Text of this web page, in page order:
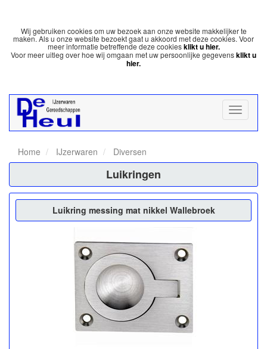
Wij gebruiken cookies om uw bezoek aan onze website makkelijker te
maken. Als u onze website bezoekt gaat u akkoord met deze cookies. Voor
meer informatie betreffende deze cookiesklikt u hier.
Voor meer uitleg over hoe wij omgaan met uw persoonlijke gegevensklikt u
hier.
Home IJzerwaren Diversen
Luikringen
Luikring messing mat nikkel Wallebroek